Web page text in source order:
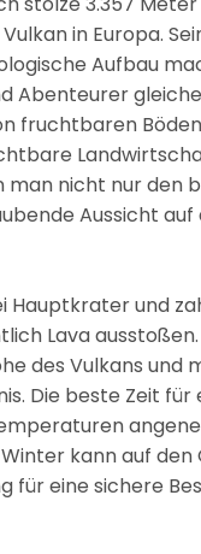
in Europa.
Aufbau
Abenteurer
fruchtbaren
man nicht nur den
Aussicht auf
Hauptkrater und
Lava
des Vulkans und
Die beste Zeit
kann auf
für eine sichere